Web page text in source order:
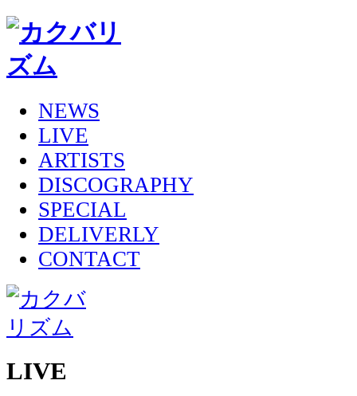
NEWS
LIVE
ARTISTS
DISCOGRAPHY
SPECIAL
DELIVERLY
CONTACT
LIVE